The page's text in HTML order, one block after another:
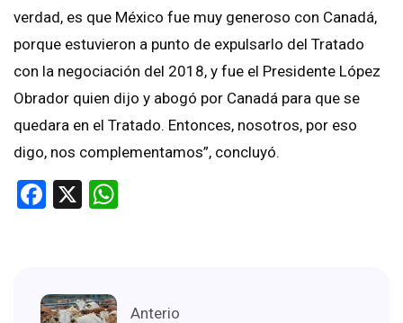
verdad, es que México fue muy generoso con Canadá,
porque estuvieron a punto de expulsarlo del Tratado
con la negociación del 2018, y fue el Presidente López
Obrador quien dijo y abogó por Canadá para que se
quedara en el Tratado. Entonces, nosotros, por eso
digo, nos complementamos”, concluyó.
Facebook
X
Anterio